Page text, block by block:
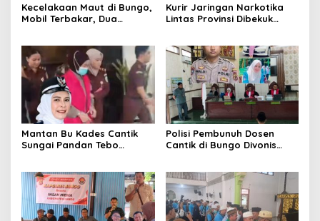
Kecelakaan Maut di Bungo,
Mobil Terbakar, Dua
Kurir Jaringan Narkotika
Lintas Provinsi Dibekuk
Mantan Bu Kades Cantik
Sungai Pandan Tebo
Polisi Pembunuh Dosen
Cantik di Bungo Divonis